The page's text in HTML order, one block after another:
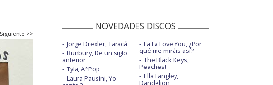
Siguiente >>
NOVEDADES DISCOS
Jorge Drexler, Taracá
Bunbury, De un siglo
anterior
Tyla, A*Pop
Laura Pausini, Yo
La La Love You, ¿Por
qué me miráis así?
The Black Keys,
Peaches!
Ella Langley,
Dandelion